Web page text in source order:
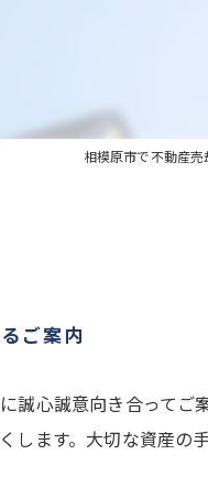
相模原市で不動産
ご案内
心誠意向き合ってご
ます。大切な資産の